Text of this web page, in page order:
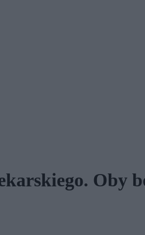
Oby